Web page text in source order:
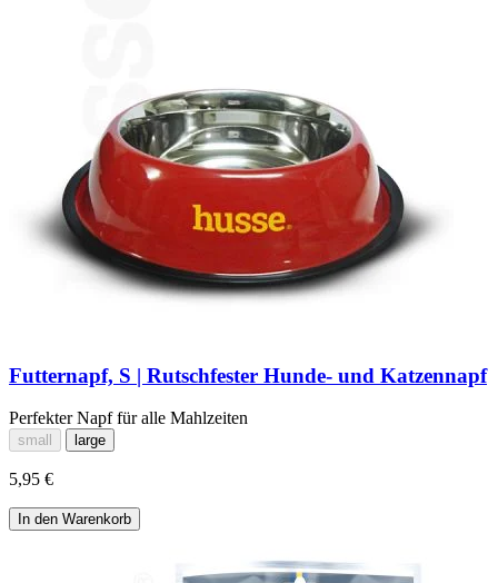
Futternapf, S | Rutschfester Hunde- und Katzennapf
Perfekter Napf für alle Mahlzeiten
small large
5,95 €
In den Warenkorb